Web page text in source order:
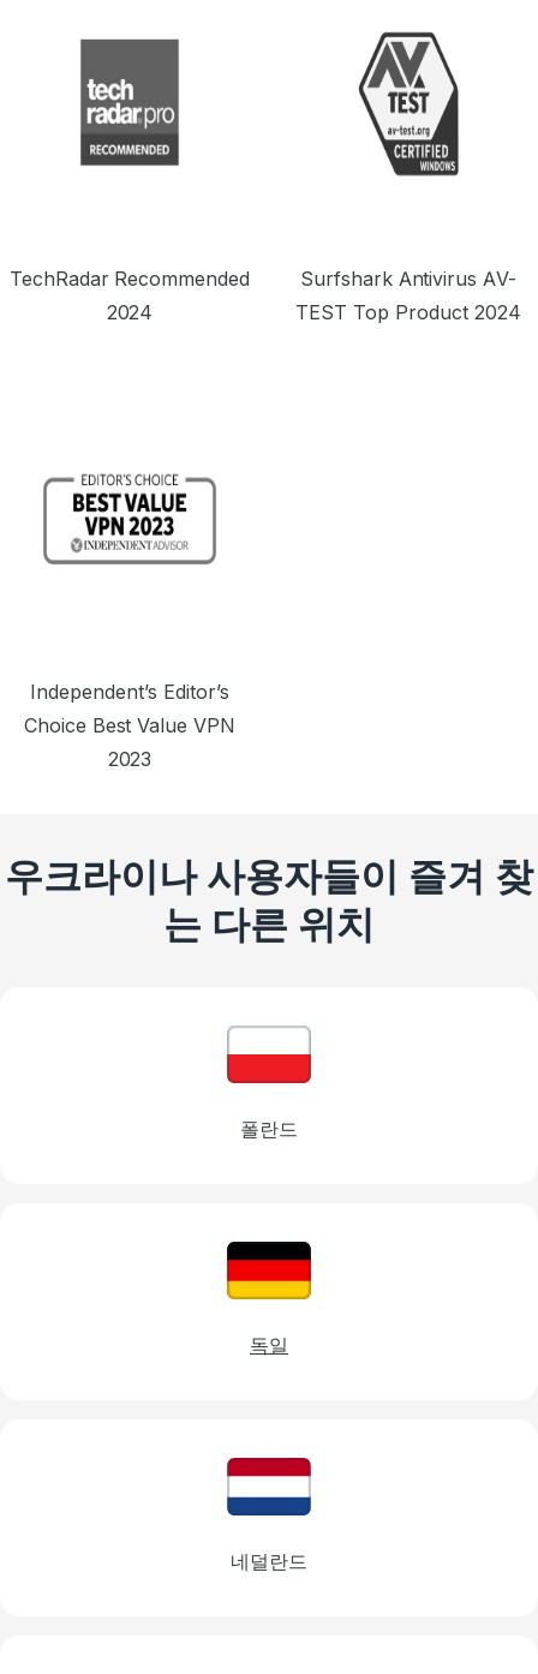
TechRadar Recommended
2024
Surfshark Antivirus AV-
TEST Top Product 2024
Independent’s Editor’s
Choice Best Value VPN
2023
우크라이나 사용자들이 즐겨 찾
는 다른 위치
폴란드
독일
네덜란드